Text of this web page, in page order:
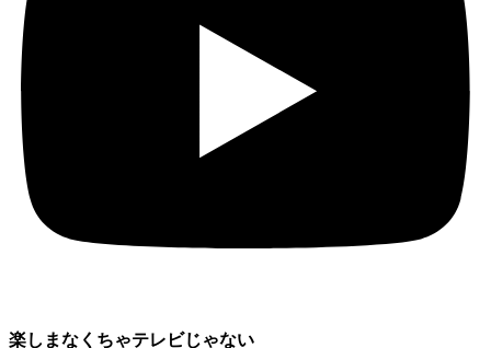
楽しまなくちゃテレビじゃない